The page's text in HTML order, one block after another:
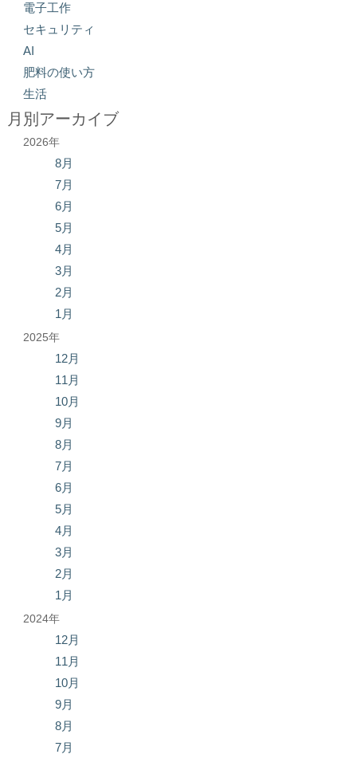
電子工作
セキュリティ
AI
肥料の使い方
生活
月別アーカイブ
2026年
8月
7月
6月
5月
4月
3月
2月
1月
2025年
12月
11月
10月
9月
8月
7月
6月
5月
4月
3月
2月
1月
2024年
12月
11月
10月
9月
8月
7月